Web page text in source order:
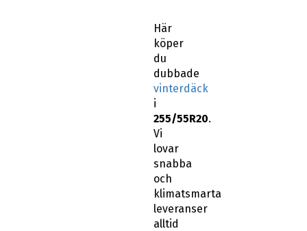
Här
köper
du
dubbade
vinterdäck
i
255/55R20.
Vi
lovar
snabba
och
klimatsmarta
leveranser
alltid